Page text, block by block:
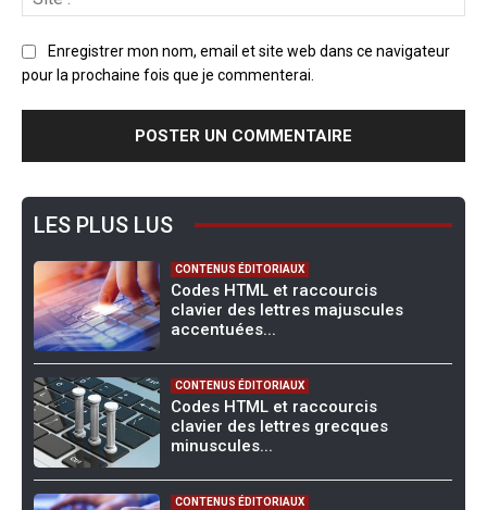
Enregistrer mon nom, email et site web dans ce navigateur
pour la prochaine fois que je commenterai.
LES PLUS LUS
CONTENUS ÉDITORIAUX
Codes HTML et raccourcis
clavier des lettres majuscules
accentuées...
CONTENUS ÉDITORIAUX
Codes HTML et raccourcis
clavier des lettres grecques
minuscules...
CONTENUS ÉDITORIAUX